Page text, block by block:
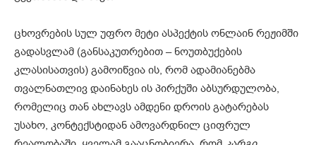
ცხოვრების სულ უფრო მეტი ასპექტის ონლაინ რეჟიმში
გადასვლამ (განსაკუთრებით – ნოუთბუქების
კლასისათვის) გამოიწვია ის, რომ ადამიანებმა
თვალნათლივ დაინახეს ის პირქუში აბსურდულობა,
რომელიც თან ახლავს ამდენი დროის გატარებას
უსახო, კონტექსტიდან ამოვარდნილ ციფრულ